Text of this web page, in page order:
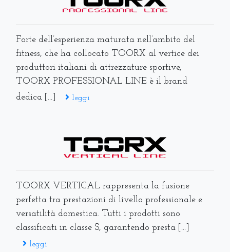
Forte dell’esperienza maturata nell’ambito del
fitness, che ha collocato TOORX al vertice dei
produttori italiani di attrezzature sportive,
TOORX PROFESSIONAL LINE è il brand
dedica [...]
leggi
TOORX VERTICAL rappresenta la fusione
perfetta tra prestazioni di livello professionale e
versatilità domestica. Tutti i prodotti sono
classificati in classe S, garantendo presta [...]
leggi